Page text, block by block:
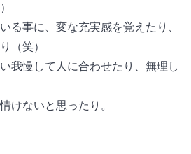
る事に、変な充実感を覚えたり、
（笑）
我慢して人に合わせたり、無理し
けないと思ったり。